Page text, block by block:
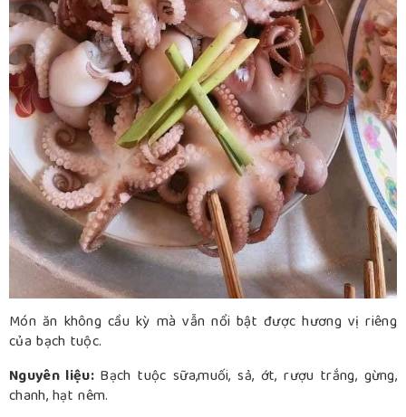
Món ăn không cầu kỳ mà vẫn nổi bật được hương vị riêng
của bạch tuộc.
Nguyên liệu: Bạch tuộc sữa,muối, sả, ớt, rượu trắng, gừng,
chanh, hạt nêm.